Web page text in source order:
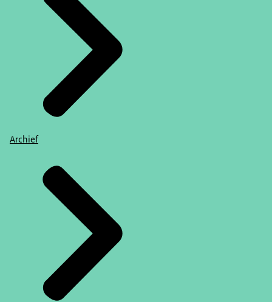
Archief